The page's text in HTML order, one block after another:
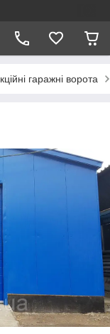
гаражні ворота